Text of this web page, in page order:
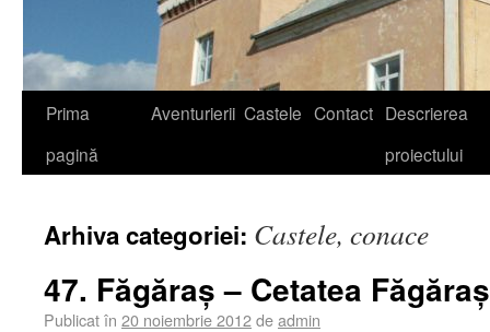
Prima
pagină
Aventurierii Castele Contact Descrierea
proiectului
Arhiva categoriei: Castele, conace
47. Făgăraș – Cetatea
Publicat în 20 noiembrie 2012deadmin